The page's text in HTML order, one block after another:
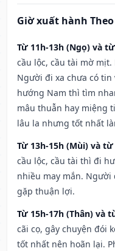
Giờ xuất hành
Từ 11h-13h (Ngọ) và
cầu lộc, cầu tài mờ
Người đi xa chưa có
hướng Nam thì tìm
mâu thuẫn hay miệng
lâu la nhưng tốt nhất
Từ 13h-15h (Mùi) và từ
cầu lộc, cầu tài thì đi
nhiều may mắn. Người
gặp thuận lợi.
Từ 15h-17h (Thân) và
cãi cọ, gây chuyện đói
tốt nhất nên hoãn lại.